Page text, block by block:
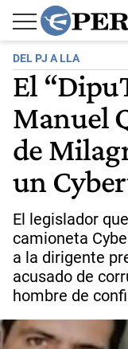
DEL PJ A LLA
El
Manuel
de
un
El legislador
camioneta
a la dirigente
acusado de
hombre de